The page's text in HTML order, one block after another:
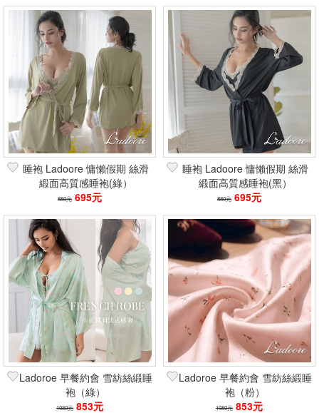
睡袍 Ladoore 慵懶假期 絲滑
緞面高質感睡袍(綠）
880元 695元
睡袍 Ladoore 慵懶假期 絲滑
緞面高質感睡袍(黑）
880元 695元
Ladoroe 早餐約會 雪紡絲緞睡
袍（綠）
1080元 853元
Ladoroe 早餐約會 雪紡絲緞睡
袍（粉）
1080元 853元